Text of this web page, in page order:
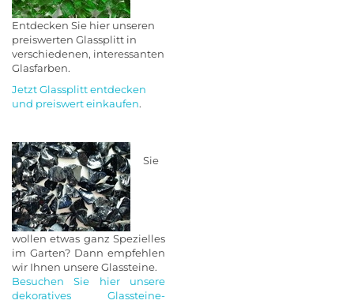
Entdecken Sie hier unseren
preiswerten Glassplitt in
verschiedenen, interessanten
Glasfarben.
Jetzt Glassplitt entdecken
und preiswert einkaufen.
Sie
wollen etwas ganz Spezielles
im Garten? Dann empfehlen
wir Ihnen unsere Glassteine.
Besuchen Sie hier unsere
dekoratives Glassteine-